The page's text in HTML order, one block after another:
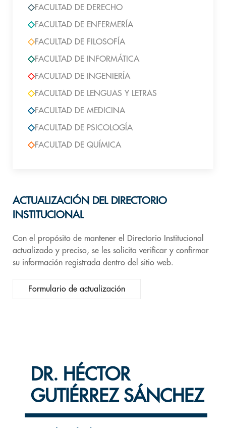
FACULTAD DE DERECHO
FACULTAD DE ENFERMERÍA
FACULTAD DE FILOSOFÍA
FACULTAD DE INFORMÁTICA
FACULTAD DE INGENIERÍA
FACULTAD DE LENGUAS Y LETRAS
FACULTAD DE MEDICINA
FACULTAD DE PSICOLOGÍA
FACULTAD DE QUÍMICA
ACTUALIZACIÓN DEL DIRECTORIO
INSTITUCIONAL
Con el propósito de mantener el Directorio Institucional
actualizado y preciso, se les solicita verificar y confirmar
su información registrada dentro del sitio web.
Formulario de actualización
DR. HÉCTOR
GUTIÉRREZ SÁNCHEZ